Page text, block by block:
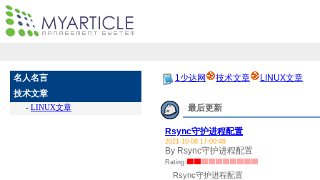
名人名言
技术文章
- LINUX文章
1少达网 技术文章 LINUX文章
最后更新
Rsync守护进程配置
2021-10-08 17:00:48
By Rsync守护进程配置
Rating:
Rsync守护进程配置